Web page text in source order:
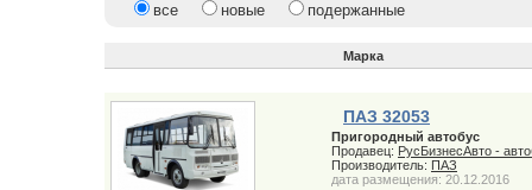
все новые подержанные
Марка
ПАЗ 32053
Пригородный автобус
Продавец: РусБизнесАвто -
Производитель: ПАЗ
дата размещения: 20.12.2016